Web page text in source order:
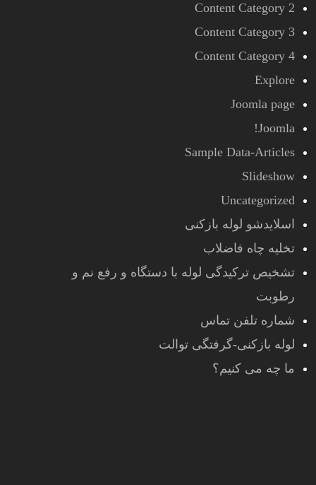
Content Category 2
Content Category 3
Content Category 4
Explore
Joomla page
Joomla!
Sample Data-Articles
Slideshow
Uncategorized
اسلایدشو لوله بازکنی
تخلیه چاه فاضلاب
تشخیص ترکیدگی لوله با دستگاه و رفع نم و
رطوبت
شماره تلفن تماس
لوله بازکنی-گرفتگی توالت
ما چه می کنیم؟